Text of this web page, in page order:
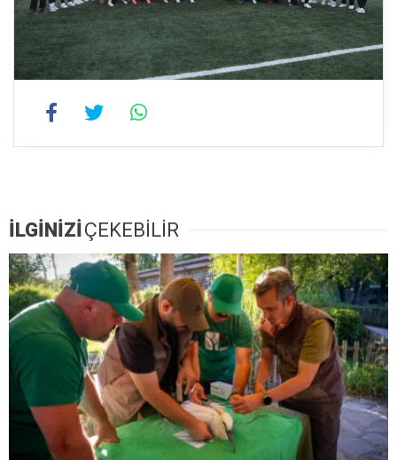
İLGİNİZİÇEKEBİLİR